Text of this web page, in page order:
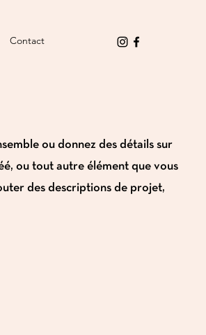
Contact
ou donnez des détails sur
ou tout autre élément que vous
des descriptions de projet,